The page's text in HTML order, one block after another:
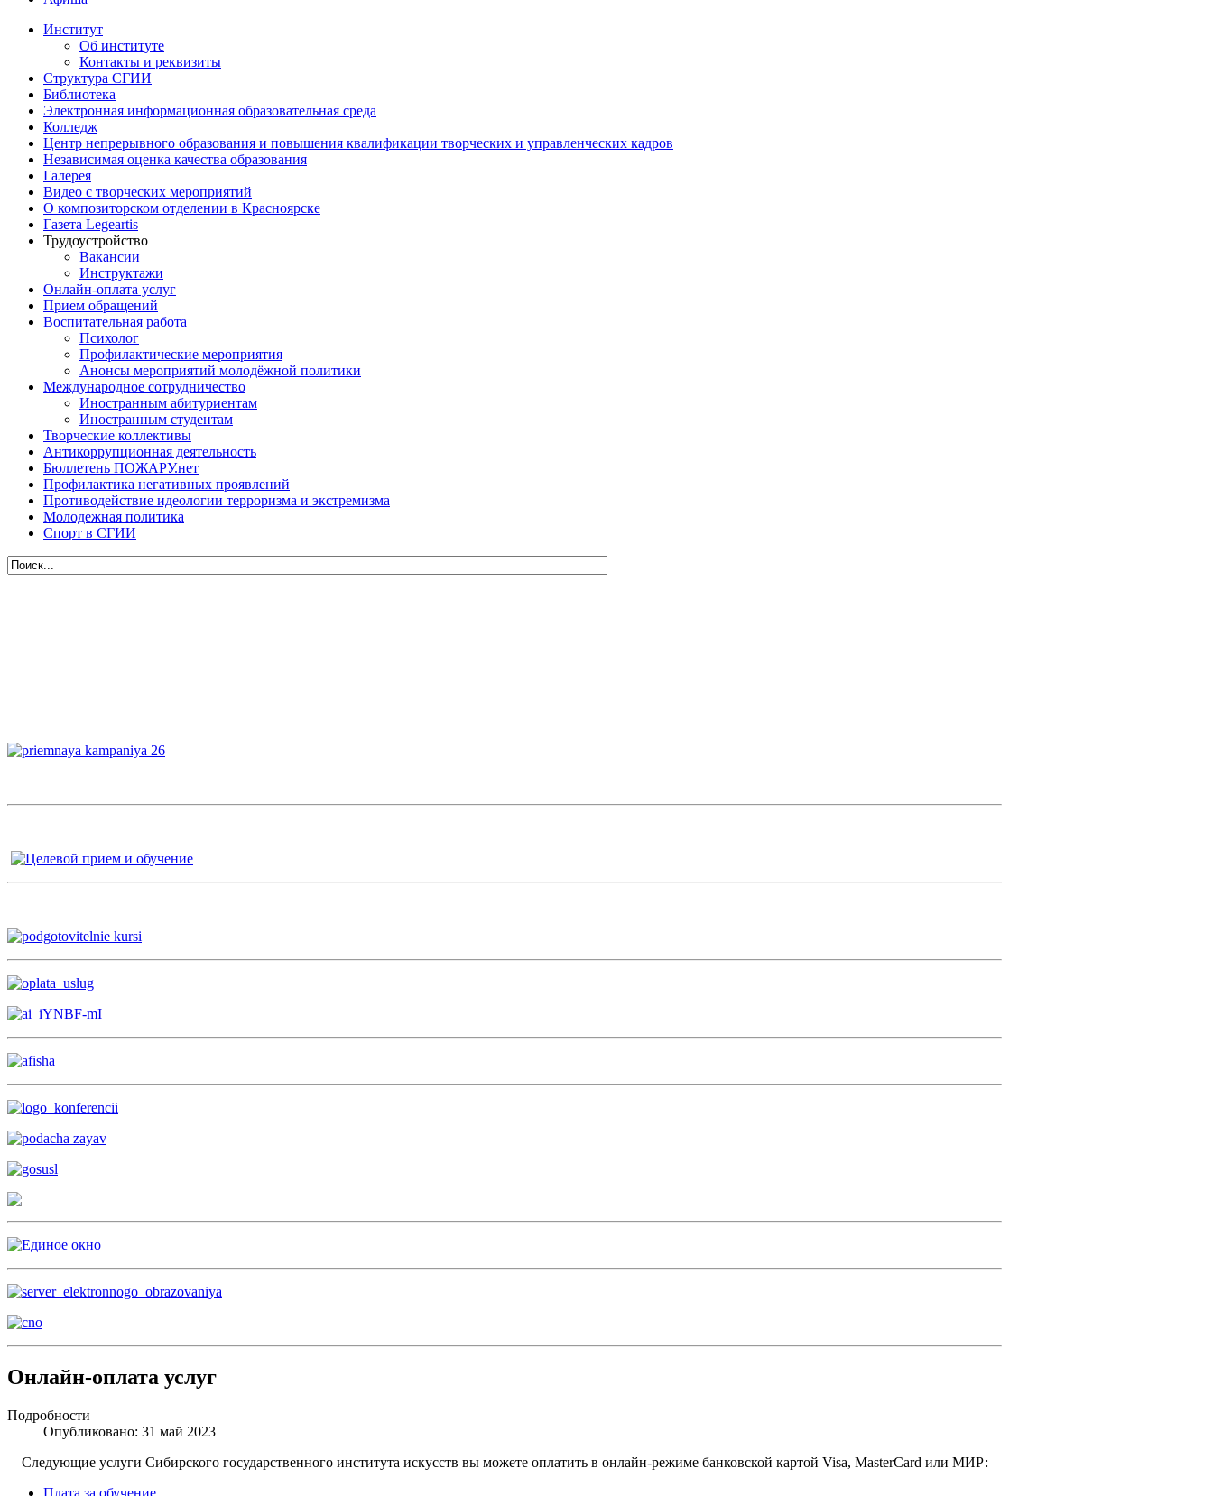
Институт
Об институте
Контакты и реквизиты
Структура СГИИ
Библиотека
Электронная информационная образовательная среда
Колледж
Центр непрерывного образования и повышения квалификации творческих и управленческих кадров
Независимая оценка качества образования
Галерея
Видео с творческих мероприятий
О композиторском отделении в Красноярске
Газета Legeartis
Трудоустройство
Вакансии
Инструктажи
Онлайн-оплата услуг
Прием обращений
Воспитательная работа
Психолог
Профилактические мероприятия
Анонсы мероприятий молодёжной политики
Международное сотрудничество
Иностранным абитуриентам
Иностранным студентам
Творческие коллективы
Антикоррупционная деятельность
Бюллетень ПОЖАРУ.нет
Профилактика негативных проявлений
Противодействие идеологии терроризма и экстремизма
Молодежная политика
Спорт в СГИИ
Онлайн-оплата услуг
Подробности
Опубликовано: 31 май 2023
Следующие услуги Сибирского государственного института искусств вы можете оплатить в онлайн-режиме банковской картой Visa, MasterCard или МИР: